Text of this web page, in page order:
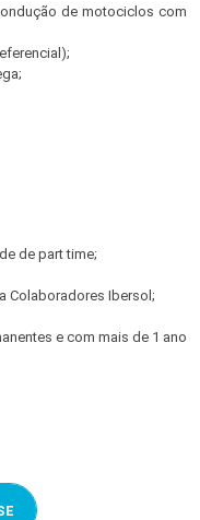
de motociclos com
de part time;
Colaboradores Ibersol;
e com mais de 1 ano